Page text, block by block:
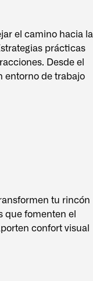
el camino hacia la
prácticas
Desde el
entorno de trabajo
tu rincón
que fomenten el
confort visual